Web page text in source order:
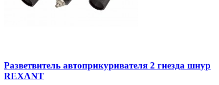
Разветвитель автоприкуривателя 2 гнезда шнур
REXANT